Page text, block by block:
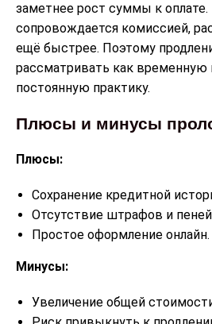
заметнее рост суммы к оплате.
сопровождается комиссией,
ещё быстрее. Поэтому
рассматривать как временную
постоянную практику.
Плюсы и минусы
Плюсы:
Сохранение кредитной
Отсутствие штрафов и
Простое оформление онлайн.
Минусы:
Увеличение общей